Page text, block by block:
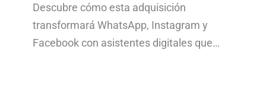
Descubre cómo esta adquisición
transformará WhatsApp, Instagram y
Facebook con asistentes digitales que…